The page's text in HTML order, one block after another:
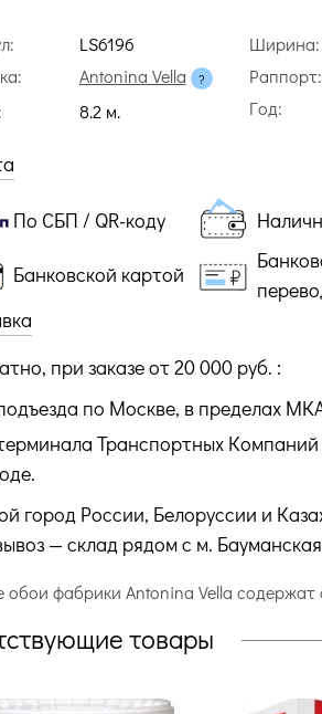
LS6196
Antonina Vella
8.2 м.
Ширина:
Раппорт:
Год:
По СБП / QR-коду
Банковской картой
при заказе от 20 000 руб. :
по Москве, в пределах
Транспортных
город России, Белоруссии и
— склад рядом с м.
фабрики Antonina Vella
товары